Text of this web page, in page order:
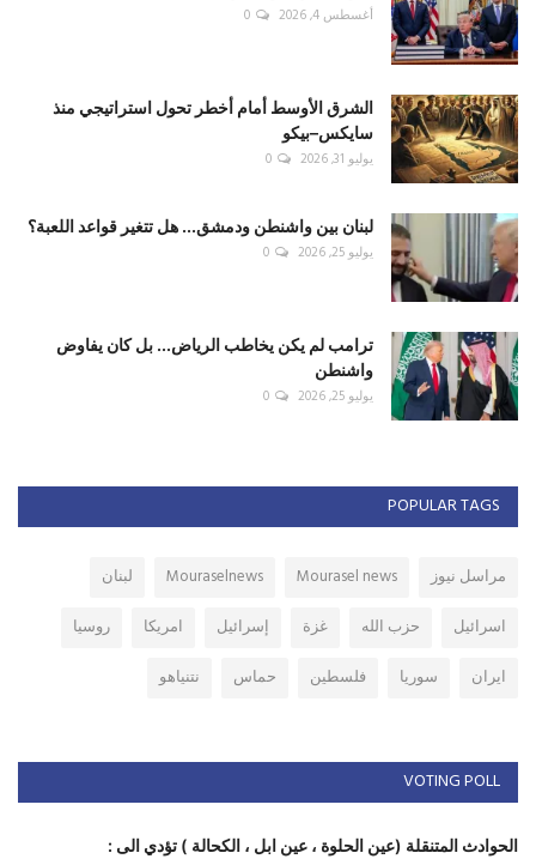
أغسطس 4, 2026 0
الشرق الأوسط أمام أخطر تحول استراتيجي منذ
سايكس–بيكو
يوليو 31, 2026 0
لبنان بين واشنطن ودمشق... هل تتغير قواعد اللعبة؟
يوليو 25, 2026 0
ترامب لم يكن يخاطب الرياض... بل كان يفاوض
واشنطن
يوليو 25, 2026 0
POPULAR TAGS
مراسل نيوز Mourasel news
Mouraselnews
لبنان
اسرائيل
حزب الله غزة إسرائيل امريكا
روسيا
ايران
سوريا فلسطين حماس نتنياهو
VOTING POLL
الحوادث المتنقلة (عين الحلوة ، عين ابل ، الكحالة ) تؤدي الى :